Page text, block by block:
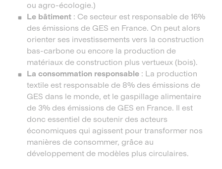
ou agro-écologie.)
Le bâtiment : Ce secteur est responsable de 16%
des émissions de GES en France. On peut alors
orienter ses investissements vers la construction
bas-carbone ou encore la production de
matériaux de construction plus vertueux (bois).
La consommation responsable : La production
textile est responsable de 8% des émissions de
GES dans le monde, et le gaspillage alimentaire
de 3% des émissions de GES en France. Il est
donc essentiel de soutenir des acteurs
économiques qui agissent pour transformer nos
manières de consommer, grâce au
développement de modèles plus circulaires.